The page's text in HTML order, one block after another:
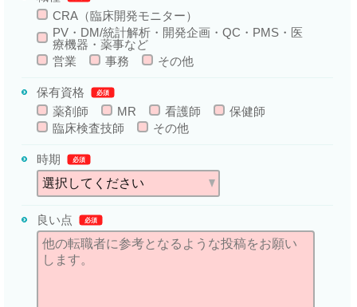
CRA（臨床開発モニター）
PV・DM/統計解析・開発企画・QC・PMS・医
療機器・薬事など
営業
事務 その他
保有資格 必須
薬剤師 MR 看護師
保健師
臨床検査技師
その他
時期 必須
良い点 必須